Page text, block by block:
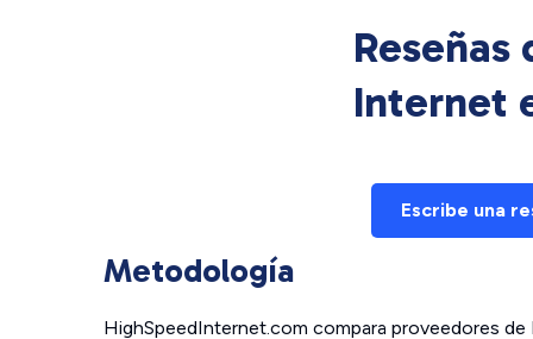
Internet
Escribe una
Metodología
HighSpeedInternet.com compara proveedores